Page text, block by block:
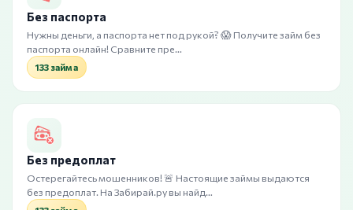
Без паспорта
Нужны деньги, а паспорта нет под рукой? 😱 Получите займ без
паспорта онлайн! Сравните пре…
133 займа
Без предоплат
Остерегайтесь мошенников! 🚨 Настоящие займы выдаются
без предоплат. На Забирай.ру вы найд…